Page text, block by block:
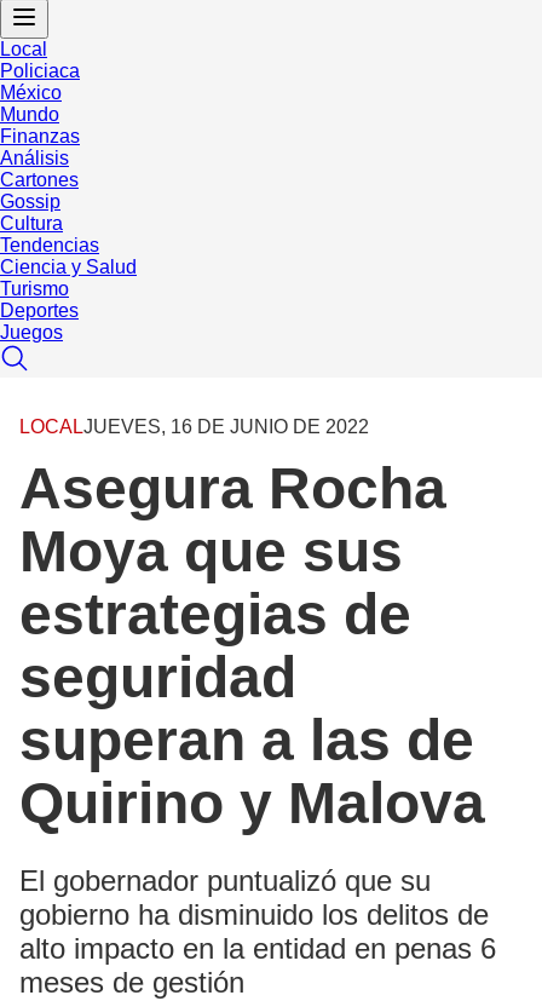
Local
Policiaca
México
Mundo
Finanzas
Análisis
Cartones
Gossip
Cultura
Tendencias
Ciencia y Salud
Turismo
Deportes
Juegos
LOCALJUEVES, 16 DE JUNIO DE 2022
Asegura Rocha
Moya que sus
estrategias de
seguridad
superan a las de
Quirino y Malova
El gobernador puntualizó que su
gobierno ha disminuido los delitos de
alto impacto en la entidad en penas 6
meses de gestión